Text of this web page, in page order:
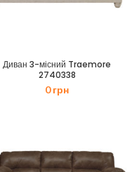
Диван 3-місний Traemore
2740338
0грн